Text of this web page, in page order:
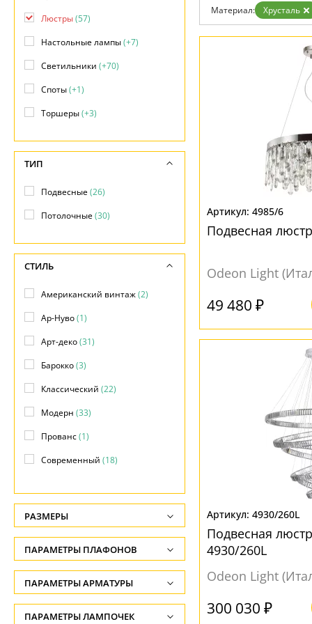
Возврат
Отзывы
Дизайнерам
Бренды
Контакты
Техно
Хай тек
Материал: Хрусталь
4985/6
Подвесная
Odeon Light
49 480 ₽
4930/260L
Подвесная
4930/260L
Odeon Light
300 030 ₽
Люстры(57)
Настольные лампы(+7)
Светильники (+70)
Споты(+1)
Торшеры(+3)
ТИП
Подвесные(26)
Потолочные(30)
СТИЛЬ
Американский винтаж(2)
Ар-Нуво(1)
Арт-деко(31)
Барокко(3)
Классический (22)
Модерн (33)
Прованс(1)
Современный (18)
Хай-тек(6)
РАЗМЕРЫ
Высота, см
-
Ширина, см
-
ПАРАМЕТРЫ ПЛАФОНОВ
ФОРМА ПЛАФОНА
Абажур(4)
ПАРАМЕТРЫ АРМАТУРЫ
ЦВЕТ АРМАТУРЫ
ПАРАМЕТРЫ ЛАМПОЧЕК